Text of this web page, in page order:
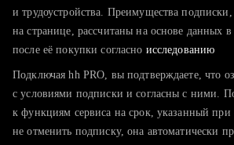
тратите много времени на поиск и
хотите сравнить себя с конкурентами
и трудоустройства. Преимущества
на странице, рассчитаны на основе данных
после её покупки согласно исследованию
Подключая hh PRO, вы подтверждаете, что
с условиями подписки и согласны с ними.
к функциям сервиса на срок, указанный
не отменить подписку, она автоматически